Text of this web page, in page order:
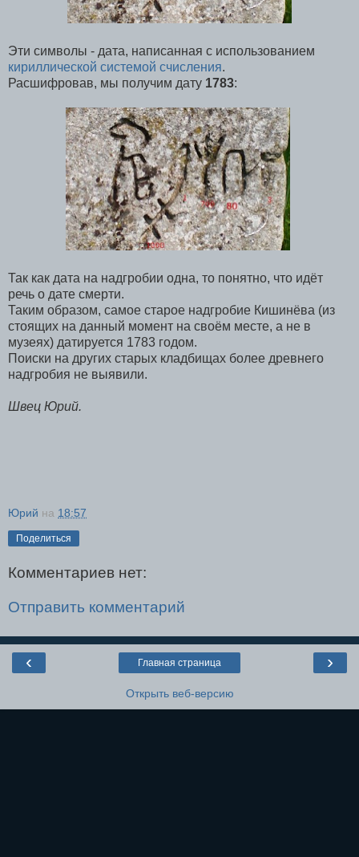
Эти символы - дата, написанная с использованием
кириллической системой счисления.
Расшифровав, мы получим дату 1783:
Так как дата на надгробии одна, то понятно, что идёт
речь о дате смерти.
Таким образом, самое старое надгробие Кишинёва (из
стоящих на данный момент на своём месте, а не в
музеях) датируется 1783 годом.
Поиски на других старых кладбищах более древнего
надгробия не выявили.
Швец Юрий.
Юрий на 18:57
Поделиться
Комментариев нет:
Отправить комментарий
‹ ›
Главная страница
Открыть веб-версию